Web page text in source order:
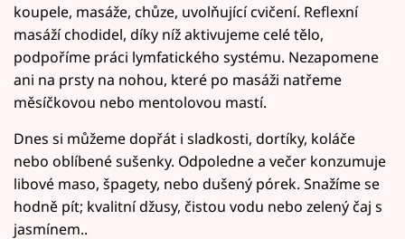
koupele, masáže, chůze, uvolňující cvičení. Reflexní
masáží chodidel, díky níž aktivujeme celé tělo,
podpoříme práci lymfatického systému. Nezapomene
ani na prsty na nohou, které po masáži natřeme
měsíčkovou nebo mentolovou mastí.
Dnes si můžeme dopřát i sladkosti, dortíky, koláče
nebo oblíbené sušenky. Odpoledne a večer konzumuje
libové maso, špagety, nebo dušený pórek. Snažíme se
hodně pít; kvalitní džusy, čistou vodu nebo zelený čaj s
jasmínem..